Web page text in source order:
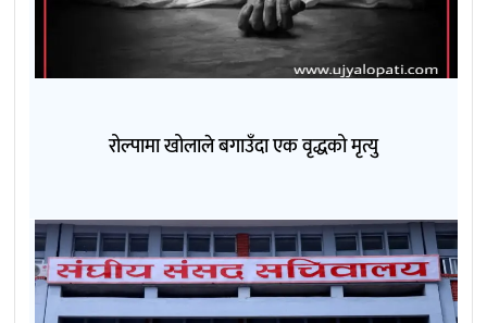
रोल्पामा खोलाले बगाउँदा एक वृद्धको मृत्यु